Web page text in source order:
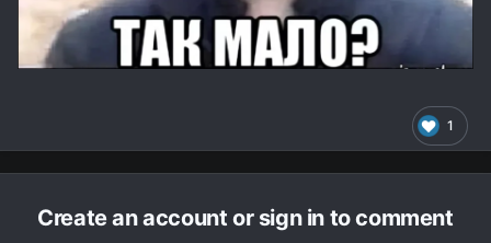
1
Create an account or sign in to comment